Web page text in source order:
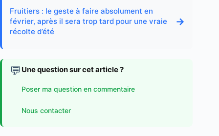
Fruitiers : le geste à faire absolument en
février, après il sera trop tard pour une vraie
récolte d’été
→
💬 Une question sur cet article ?
Poser ma question en commentaire
Nous contacter